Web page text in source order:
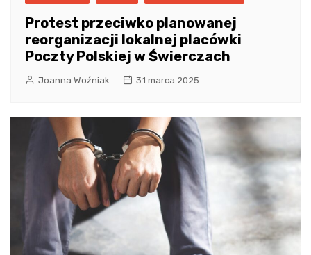
Protest przeciwko planowanej
reorganizacji lokalnej placówki
Poczty Polskiej w Świerczach
Joanna Woźniak 31 marca 2025